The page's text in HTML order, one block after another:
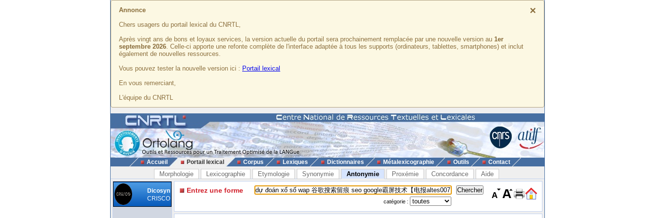
×
Annonce
Chers usagers du portail lexical du CNRTL,
Après vingt ans de bons et loyaux services, la version actuelle du portail sera prochainement remplacée par une nouvelle version au 1er
septembre 2026. Celle-ci apporte une refonte complète de l'interface adaptée à tous les supports (ordinateurs, tablettes, smartphones) et inclut
également de nouvelles ressources.
Vous pouvez tester la nouvelle version ici : Portail lexical
En vous remerciant,
L'équipe du CNRTL
Accueil Portail lexical Corpus Lexiques Dictionnaires Métalexicographie Outils Contact
Morphologie Lexicographie Etymologie Synonymie Antonymie Proxémie Concordance Aide
Dicosyn
CRISCO
Entrez une forme
catégorie :